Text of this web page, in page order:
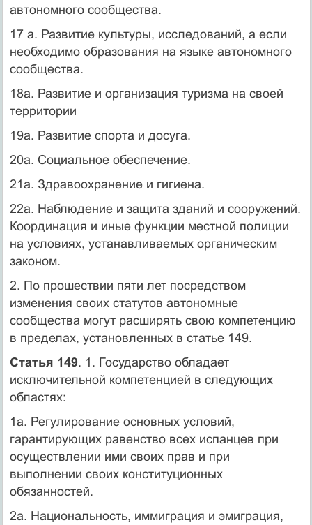
автономного сообщества.
17 а. Развитие культуры, исследований, а если
необходимо образования на языке автономного
сообщества.
18а. Развитие и организация туризма на своей
территории
19а. Развитие спорта и досуга.
20а. Социальное обеспечение.
21а. Здравоохранение и гигиена.
22а. Наблюдение и защита зданий и сооружений.
Координация и иные функции местной полиции
на условиях, устанавливаемых органическим
законом.
2. По прошествии пяти лет посредством
изменения своих статутов автономные
сообщества могут расширять свою компетенцию
в пределах, установленных в статье 149.
Статья 149. 1. Государство обладает
исключительной компетенцией в следующих
областях:
1а. Регулирование основных условий,
гарантирующих равенство всех испанцев при
осуществлении ими своих прав и при
выполнении своих конституционных
обязанностей.
2а. Национальность, иммиграция и эмиграция,